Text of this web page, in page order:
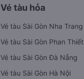
Vé tàu hỏa
Vé tàu Sài Gòn Nha Trang
Vé tàu Sài Gòn Phan Thiết
Vé tàu Sài Gòn Đà Nẵng
Vé tàu Sài Gòn Hà Nội